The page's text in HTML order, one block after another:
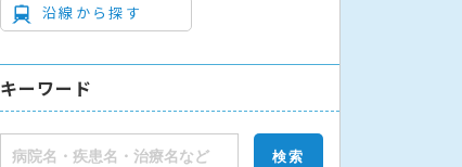
沿線から探す
キーワード